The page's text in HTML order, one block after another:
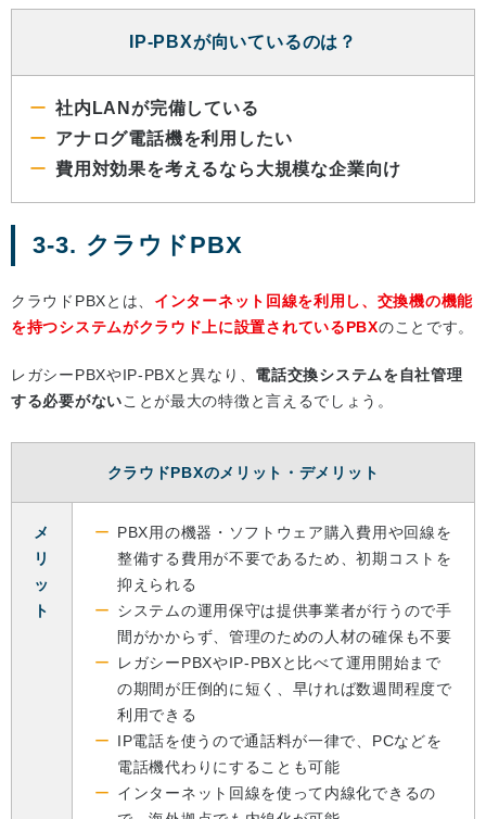
IP‐PBXが向いているのは？
社内LANが完備している
アナログ電話機を利用したい
費用対効果を考えるなら大規模な企業向け
3-3. クラウドPBX
クラウドPBXとは、 インターネット回線を利用し、交換機の機能
を持つシステムがクラウド上に設置されているPBXのことです。
レガシーPBXやIP‐PBXと異なり、 電話交換システムを自社管理
する必要がないことが最大の特徴と言えるでしょう。
クラウドPBXのメリット・デメリット
メ
リ
ッ
ト
PBX用の機器・ソフトウェア購入費用や回線を
整備する費用が不要であるため、初期コストを
抑えられる
システムの運用保守は提供事業者が行うので手
間がかからず、管理のための人材の確保も不要
レガシーPBXやIP‐PBXと比べて運用開始まで
の期間が圧倒的に短く、早ければ数週間程度で
利用できる
IP電話を使うので通話料が一律で、PCなどを
電話機代わりにすることも可能
インターネット回線を使って内線化できるの